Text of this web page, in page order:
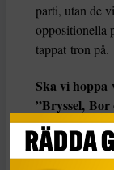
parti, utan de
oppositionella
tappat tron på.
Ska vi hoppa
”Bryssel,
Serbien?
– Ja.